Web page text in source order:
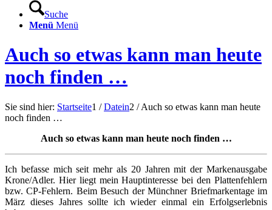
Suche
Menü Menü
Auch so etwas kann man heute
noch finden …
Sie sind hier: Startseite1 / Datein2 / Auch so etwas kann man heute
noch finden …
Auch so etwas kann man heute noch finden …
Ich befasse mich seit mehr als 20 Jahren mit der Markenausgabe
Krone/Adler. Hier liegt mein Hauptinteresse bei den Plattenfehlern
bzw. CP-Fehlern. Beim Besuch der Münchner Briefmarkentage im
März dieses Jahres sollte ich wieder einmal ein Erfolgserlebnis